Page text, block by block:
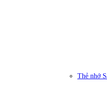
Thẻ nhớ